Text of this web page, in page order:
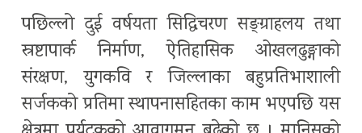
पछिल्लो दुई वर्षयता सिद्धिचरण सङ्ग्राहलय तथा
स्रष्टापार्क निर्माण, ऐतिहासिक ओखलढुङ्गाको
संरक्षण, युगकवि र जिल्लाका बहुप्रतिभाशाली
सर्जकको प्रतिमा स्थापनासहितका काम भएपछि यस